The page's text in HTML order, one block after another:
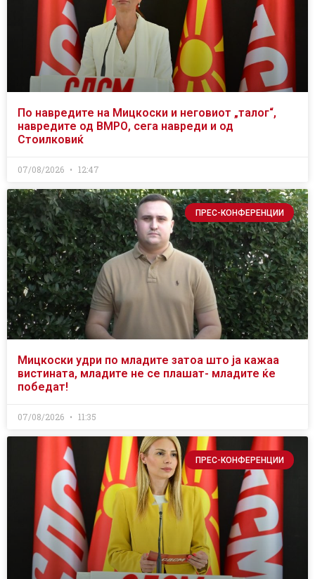
По навредите на Мицкоски и неговиот „талог“,
навредите од ВМРО, сега навреди и од
Стоилковиќ
07/08/2026 12:47
ПРЕС-КОНФЕРЕНЦИИ
Мицкоски удри по младите затоа што ја кажаа
вистината, младите не се плашат- младите ќе
победат!
07/08/2026 11:35
ПРЕС-КОНФЕРЕНЦИИ